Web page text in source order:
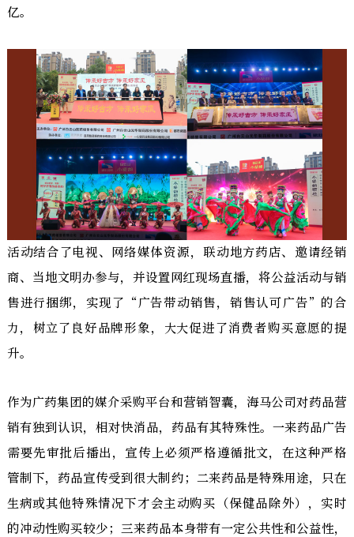
亿。
活动结合了电视、网络媒体资源，联动地方药店、邀请经销
商、当地文明办参与，并设置网红现场直播，将公益活动与销
售进行捆绑，实现了“广告带动销售，销售认可广告”的合
力，树立了良好品牌形象，大大促进了消费者购买意愿的提
升。
作为广药集团的媒介采购平台和营销智囊，海马公司对药品营
销有独到认识，相对快消品，药品有其特殊性。一来药品广告
需要先审批后播出，宣传上必须严格遵循批文，在这种严格
管制下，药品宣传受到很大制约；二来药品是特殊用途，只在
生病或其他特殊情况下才会主动购买（保健品除外），实时
的冲动性购买较少；三来药品本身带有一定公共性和公益性，